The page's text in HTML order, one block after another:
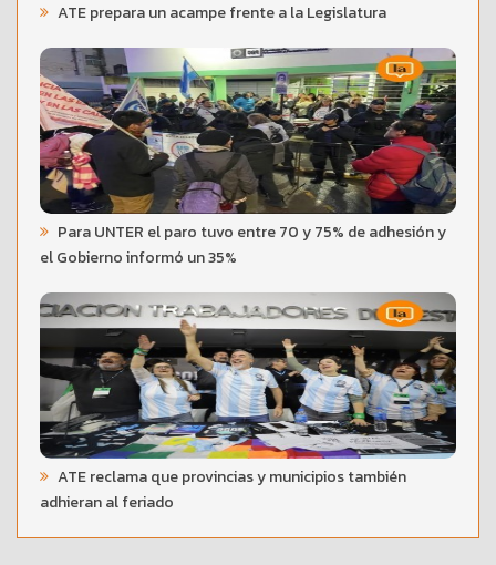
ATE prepara un acampe frente a la Legislatura
Para UNTER el paro tuvo entre 70 y 75% de adhesión y
el Gobierno informó un 35%
ATE reclama que provincias y municipios también
adhieran al feriado